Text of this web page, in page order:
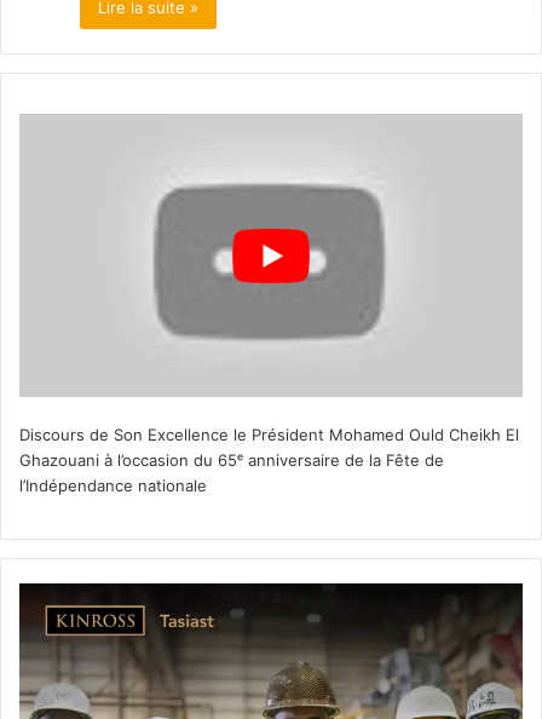
Lire la suite »
Discours de Son Excellence le Président Mohamed Ould Cheikh El
Ghazouani à l’occasion du 65ᵉ anniversaire de la Fête de
l’Indépendance nationale